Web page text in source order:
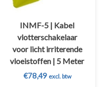
INMF-5 | Kabel
vlotterschakelaar
voor licht irriterende
vloeistoffen | 5 Meter
€78,49 excl. btw